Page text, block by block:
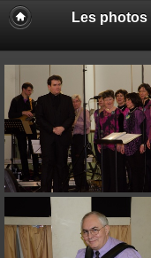
Les photos